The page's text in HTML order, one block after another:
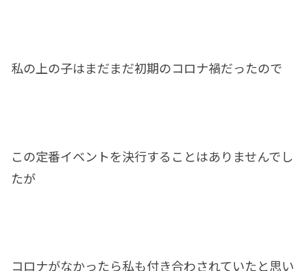
私の上の子はまだまだ初期のコロナ禍だったので
この定番イベントを決行することはありませんでし
たが
コロナがなかったら私も付き合わされていたと思い